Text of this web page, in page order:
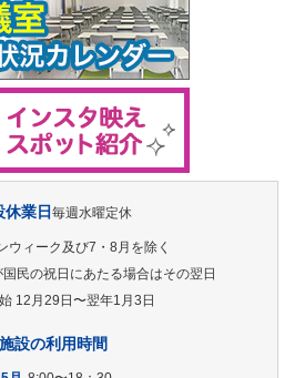
休業日毎週水曜定休
ウィーク及び7・8月を除く
民の祝日にあたる場合はその翌日
12月29日〜翌年1月3日
施設の利用時間